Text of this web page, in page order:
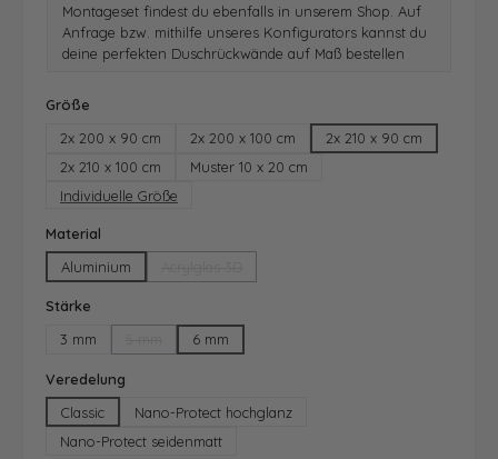
Montageset findest du ebenfalls in unserem Shop. Auf
Anfrage bzw. mithilfe unseres Konfigurators kannst du
deine perfekten Duschrückwände auf Maß bestellen
Größe
2x 200 x 90 cm
2x 200 x 100 cm
2x 210 x 90 cm
2x 210 x 100 cm
Muster 10 x 20 cm
Individuelle Größe
Material
Aluminium
Stärke
3 mm
(Diese Option ist zurzeit nicht verfügbar.)
6 mm
Veredelung
Classic
Nano-Protect hochglanz
Nano-Protect seidenmatt